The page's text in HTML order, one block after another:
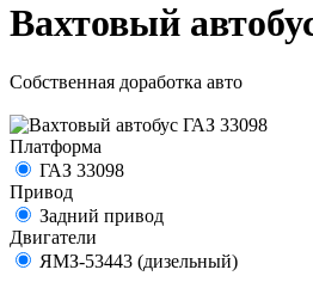
Вахтовый
Собственная доработка авто
Платформа
ГАЗ 33098
Привод
Задний привод
Двигатели
ЯМЗ-53443 (дизельный)